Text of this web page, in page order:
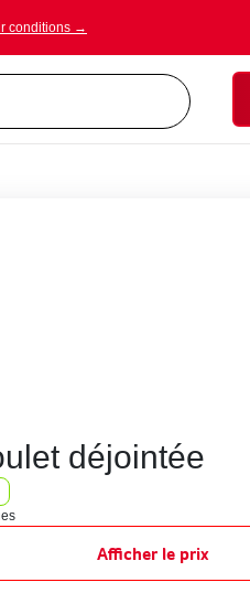
conditions →
déjointée
Afficher le prix